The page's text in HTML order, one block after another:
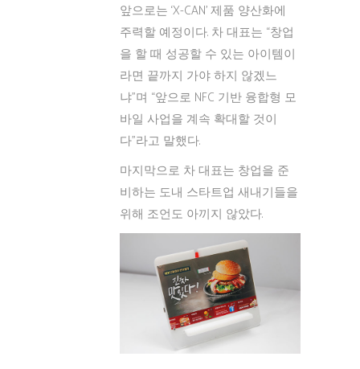
앞으로는 ‘X-CAN’ 제품 양산화에
주력할 예정이다. 차 대표는 “창업
을 할 때 성공할 수 있는 아이템이
라면 끝까지 가야 하지 않겠느
냐”며 “앞으로 NFC 기반 융합형 모
바일 사업을 계속 확대할 것이
다”라고 말했다.
마지막으로 차 대표는 창업을 준
비하는 도내 스타트업 새내기들을
위해 조언도 아끼지 않았다.